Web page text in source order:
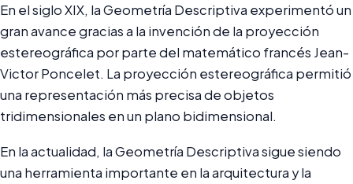
En el siglo XIX, la Geometría Descriptiva experimentó un
gran avance gracias a la invención de la proyección
estereográfica por parte del matemático francés Jean-
Victor Poncelet. La proyección estereográfica permitió
una representación más precisa de objetos
tridimensionales en un plano bidimensional.
En la actualidad, la Geometría Descriptiva sigue siendo
una herramienta importante en la arquitectura y la